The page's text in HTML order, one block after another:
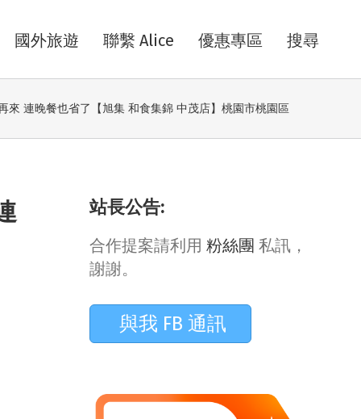
國外旅遊 聯繫 Alice 優惠專區 搜尋
來 連晚餐也省了【旭集 和食集錦 中茂店】桃園市桃園區
站長公告:
合作提案請利用 粉絲團 私訊，
謝謝。
與我 FB 通訊